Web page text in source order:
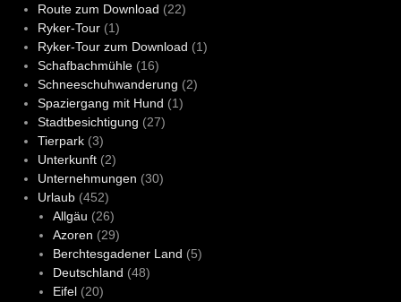
Route zum Download (22)
Ryker-Tour(1)
Ryker-Tour zum Download (1)
Schafbachmühle(16)
Schneeschuhwanderung (2)
Spaziergang mit Hund (1)
Stadtbesichtigung (27)
Tierpark(3)
Unterkunft(2)
Unternehmungen (30)
Urlaub(452)
Allgäu (26)
Azoren (29)
Berchtesgadener Land (5)
Deutschland (48)
Eifel(20)